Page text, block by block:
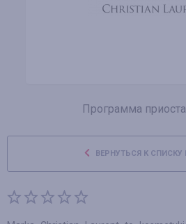
Программа
ВЕРНУТЬСЯ К СПИСКУ